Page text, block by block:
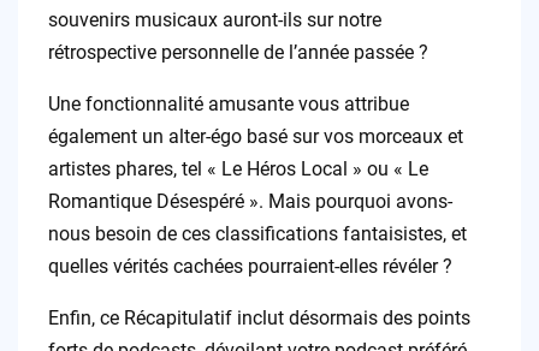
souvenirs musicaux auront-ils sur notre
rétrospective personnelle de l’année passée ?
Une fonctionnalité amusante vous attribue
également un alter-égo basé sur vos morceaux et
artistes phares, tel « Le Héros Local » ou « Le
Romantique Désespéré ». Mais pourquoi avons-
nous besoin de ces classifications fantaisistes, et
quelles vérités cachées pourraient-elles révéler ?
Enfin, ce Récapitulatif inclut désormais des points